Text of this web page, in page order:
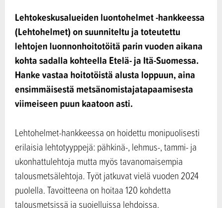
Lehtokeskusalueiden luontohelmet -hankkeessa
(Lehtohelmet) on suunniteltu ja toteutettu
lehtojen luonnonhoitotöitä parin vuoden aikana
kohta sadalla kohteella Etelä- ja Itä-Suomessa.
Hanke vastaa hoitotöistä alusta loppuun, aina
ensimmäisestä metsänomistajatapaamisesta
viimeiseen puun kaatoon asti.
Lehtohelmet-hankkeessa on hoidettu monipuolisesti
erilaisia lehtotyyppejä: pähkinä-, lehmus-, tammi- ja
ukonhattulehtoja mutta myös tavanomaisempia
talousmetsälehtoja. Työt jatkuvat vielä vuoden 2024
puolella. Tavoitteena on hoitaa 120 kohdetta
talousmetsissä ja suojelluissa lehdoissa.